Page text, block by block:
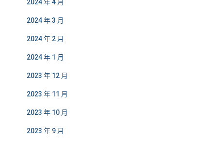
2024 年 4 月
2024 年 3 月
2024 年 2 月
2024 年 1 月
2023 年 12 月
2023 年 11 月
2023 年 10 月
2023 年 9 月